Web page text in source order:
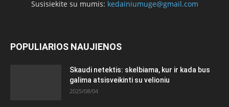
Susisiekite su mumis: kedainiumuge@gmail.com
POPULIARIOS NAUJIENOS
Skaudi netektis: skelbiama, kur ir kada bus
galima atsisveikinti su velioniu
2025/08/04